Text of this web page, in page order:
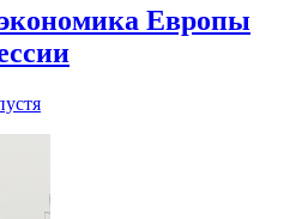
Европы